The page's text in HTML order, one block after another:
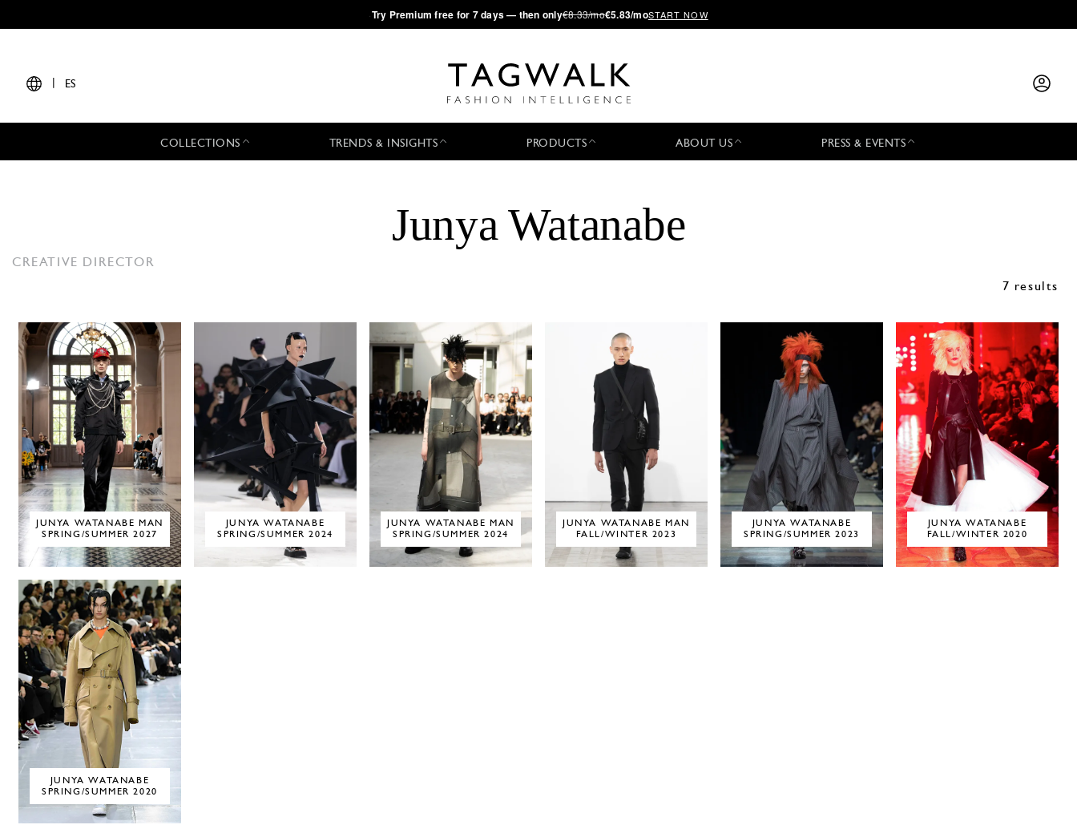
·Try Premium free for 7 days — then only€8.33/mo€5.83/moSTART NOW
ES
COLLECTIONS TRENDS & INSIGHTS PRODUCTS ABOUT US PRESS & EVENTS
Junya Watanabe
CREATIVE DIRECTOR
7 results
JUNYA WATANABE MAN
SPRING/SUMMER 2027
JUNYA WATANABE
SPRING/SUMMER 2024
JUNYA WATANABE MAN
SPRING/SUMMER 2024
JUNYA WATANABE MAN
FALL/WINTER 2023
JUNYA WATANABE
SPRING/SUMMER 2023
JUNYA WATANABE
FALL/WINTER 2020
JUNYA WATANABE
SPRING/SUMMER 2020